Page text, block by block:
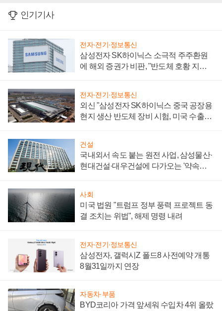
인기기사
전자·전기·정보통신
삼성전자 SK하이닉스 소극적 주주환원
에 해외 증권가 비판, "반도체 호황 지속
전자·전기·정보통신
외신 "삼성전자 SK하이닉스 중국 공장용
현지 생산 반도체 장비 시험, 미국 수출통
건설
국내외서 속도 붙는 원전 사업, 삼성물산·
현대건설·대우건설에 다가오는 '약속의
사회
미국 법원 "트럼프 정부 풍력 프로젝트 동
결 조치는 위법", 해제 명령 내려
전자·전기·정보통신
삼성전자, 갤럭시Z 폴드8 사전예약 개통
8월31일까지 연장
자동차·부품
BYD코리아 가격 앞세워 수입차 4위 올랐